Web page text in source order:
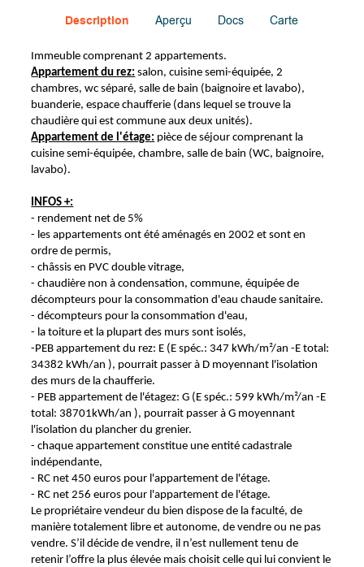
Description Aperçu Docs Carte
Immeuble comprenant 2 appartements.
Appartement du rez: salon, cuisine semi-équipée, 2
chambres, wc séparé, salle de bain (baignoire et lavabo),
buanderie, espace chaufferie (dans lequel se trouve la
chaudière qui est commune aux deux unités).
Appartement de l'étage: pièce de séjour comprenant la
cuisine semi-équipée, chambre, salle de bain (WC, baignoire,
lavabo).
INFOS +:
- rendement net de 5%
- les appartements ont été aménagés en 2002 et sont en
ordre de permis,
- châssis en PVC double vitrage,
- chaudière non à condensation, commune, équipée de
décompteurs pour la consommation d'eau chaude sanitaire.
- décompteurs pour la consommation d'eau,
- la toiture et la plupart des murs sont isolés,
-PEB appartement du rez: E (E spéc.: 347 kWh/m²/an -E total:
34382 kWh/an ), pourrait passer à D moyennant l'isolation
des murs de la chaufferie.
- PEB appartement de l'étagez: G (E spéc.: 599 kWh/m²/an -E
total: 38701kWh/an ), pourrait passer à G moyennant
l'isolation du plancher du grenier.
- chaque appartement constitue une entité cadastrale
indépendante,
- RC net 450 euros pour l'appartement de l'étage.
- RC net 256 euros pour l'appartement de l'étage.
Le propriétaire vendeur du bien dispose de la faculté, de
manière totalement libre et autonome, de vendre ou ne pas
vendre. S’il décide de vendre, il n’est nullement tenu de
retenir l’offre la plus élevée mais choisit celle qui lui convient le